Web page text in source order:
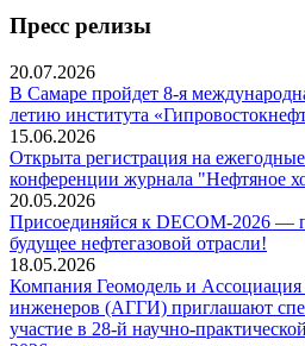
Пресс релизы
20.07.2026
В Самаре пройдет 8-я
летию института
15.06.2026
Открыта регистрация на
конференции журнала "Нефтяное
20.05.2026
Присоединяйся к DECOM-2026 —
будущее нефтегазовой отрасли!
18.05.2026
Компания Геомодель и Ассоциация
инженеров (АГГИ) приглашают
участие в 28-й научно-